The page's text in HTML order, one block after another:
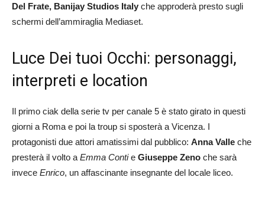
Del Frate, Banijay Studios Italy che approderà presto sugli
schermi dell’ammiraglia Mediaset.
Luce Dei tuoi Occhi: personaggi,
interpreti e location
Il primo ciak della serie tv per canale 5 è stato girato in questi
giorni a Roma e poi la troup si sposterà a Vicenza. I
protagonisti due attori amatissimi dal pubblico: Anna Valle che
presterà il volto a Emma Contie Giuseppe Zeno che sarà
invece Enrico, un affascinante insegnante del locale liceo.